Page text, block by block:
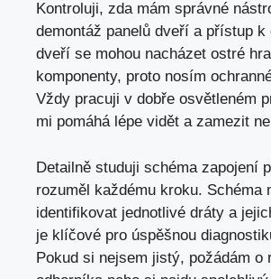
Kontroluji, zda mám správné
demontáž panelů dveří a přístup k
dveří se mohou nacházet ostré
komponenty, proto nosím
Vždy pracuji v dobře osvětleném
mi pomáhá lépe vidět a zamezit
Detailně studuji schéma zapojení
rozuměl každému kroku. Schéma
identifikovat jednotlivé dráty a
je klíčové pro úspěšnou
Pokud si nejsem jistý, požádám o